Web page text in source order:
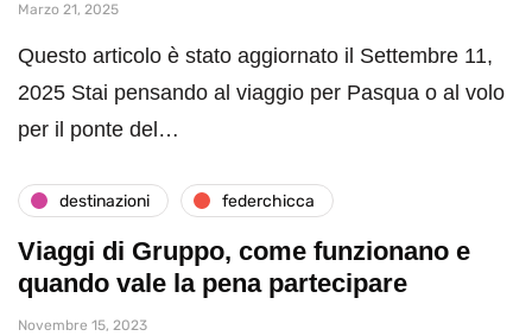
Marzo 21, 2025
Questo articolo è stato aggiornato il Settembre 11,
2025 Stai pensando al viaggio per Pasqua o al volo
per il ponte del…
destinazioni federchicca
Viaggi di Gruppo, come funzionano e
quando vale la pena partecipare
Novembre 15, 2023